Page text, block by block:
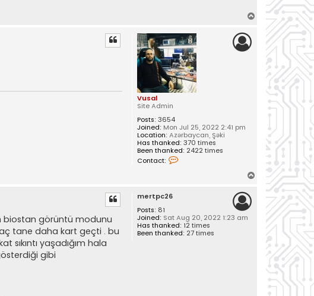
Vusal
Site Admin
Posts: 3654
Joined: Mon Jul 25, 2022 2:41 pm
Location: Azərbaycan, Şəki
Has thanked: 370 times
Been thanked: 2422 times
Contact:
u
s
a
mertpc26
Posts: 81
Joined: Sat Aug 20, 2022 1:23 am
Has thanked: 12 times
Been thanked: 27 times
biostan görüntü modunu
tane daha kart geçti . bu
yaşadığım hala
gibi